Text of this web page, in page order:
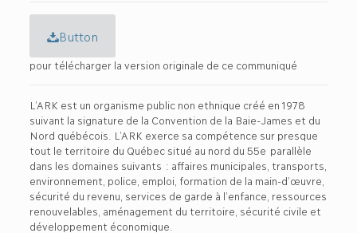
Button
pour télécharger la version originale de ce communiqué
L’ARK est un organisme public non ethnique créé en 1978
suivant la signature de la Convention de la Baie-James et du
Nord québécois. L’ARK exerce sa compétence sur presque
tout le territoire du Québec situé au nord du 55e parallèle
dans les domaines suivants : affaires municipales, transports,
environnement, police, emploi, formation de la main-d’œuvre,
sécurité du revenu, services de garde à l’enfance, ressources
renouvelables, aménagement du territoire, sécurité civile et
développement économique.